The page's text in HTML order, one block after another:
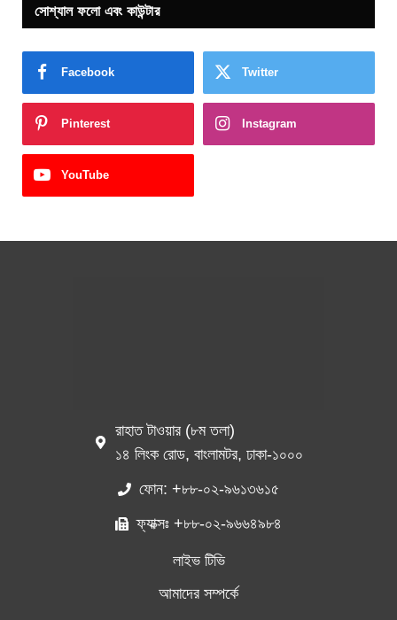
সোশ্যাল ফলো এবং কাউন্টার
Facebook Twitter
Pinterest Instagram
YouTube
রাহাত টাওয়ার (৮ম তলা)
১৪ লিংক রোড, বাংলামটর, ঢাকা-১০০০
ফোন: +৮৮-০২-৯৬১৩৬১৫
ফ্যাক্সঃ +৮৮-০২-৯৬৬৪৯৮৪
লাইভ টিভি
আমাদের সম্পর্কে